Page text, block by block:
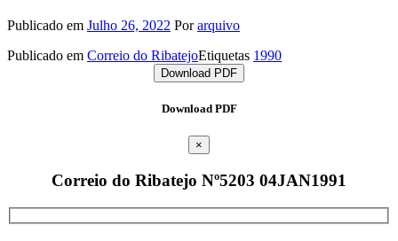
Publicado em Julho 26, 2022 Porarquivo
Publicado em Correio do RibatejoEtiquetas 1990
Download PDF
Download PDF
×
Correio do Ribatejo Nº5203 04JAN1991